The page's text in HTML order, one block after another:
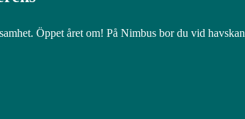
Öppet året om! På Nimbus bor du vid